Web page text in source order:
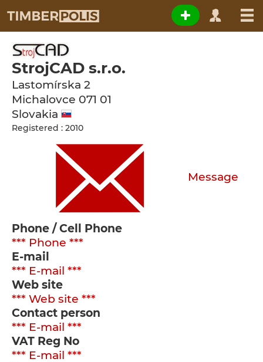
StrojCAD s.r.o.
Lastomírska 2
Michalovce 071 01
Slovakia
Registered : 2010
Message
Phone / Cell Phone
*** Phone ***
E-mail
*** E-mail ***
Web site
*** Web site ***
Contact person
*** E-mail ***
VAT Reg No
*** E-mail ***